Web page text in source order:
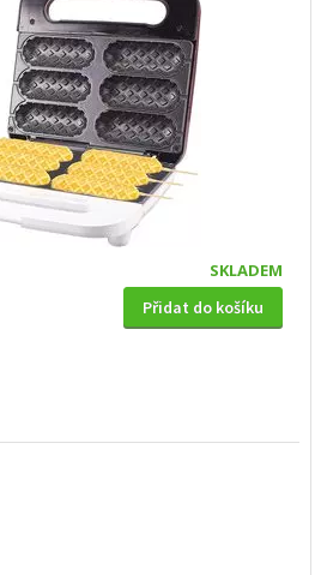
SKLADEM
Přidat do košíku